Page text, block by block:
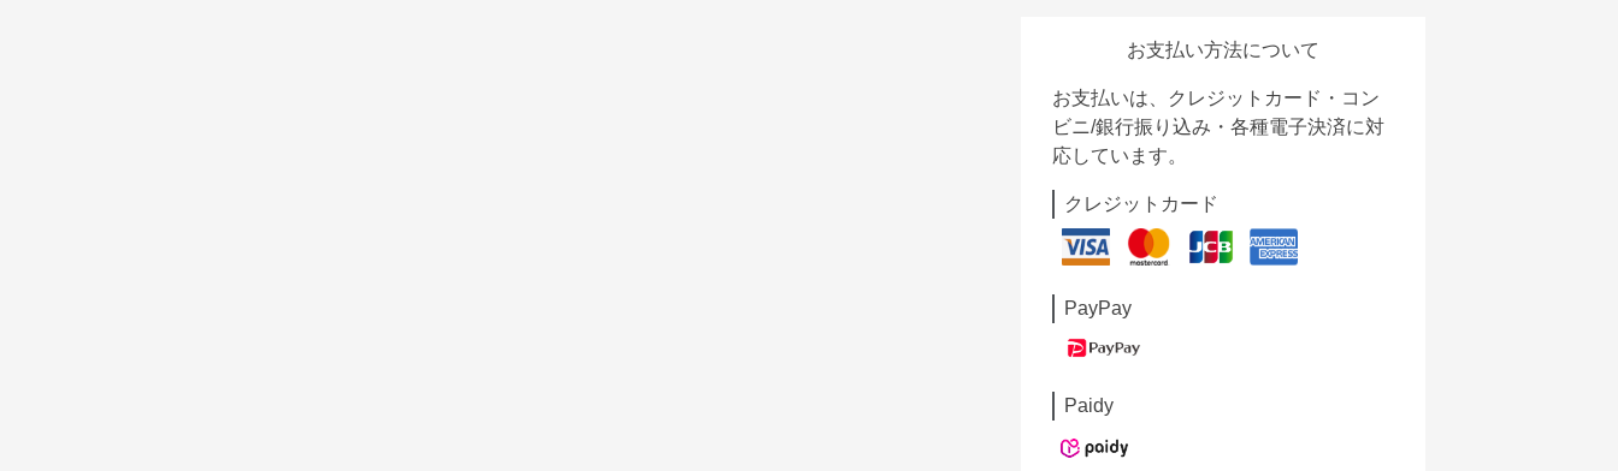
お支払い方法について
お支払いは、クレジットカード・コン
ビニ/銀行振り込み・各種電子決済に対
応しています。
クレジットカード
PayPay
Paidy